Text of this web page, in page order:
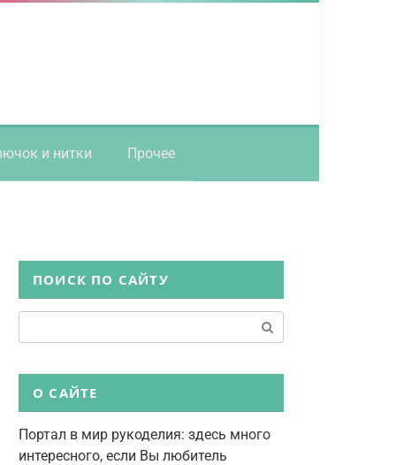
и нитки Прочее
ПОИСК ПО САЙТУ
О САЙТЕ
Портал в мир рукоделия: здесь много
интересного, если Вы любитель